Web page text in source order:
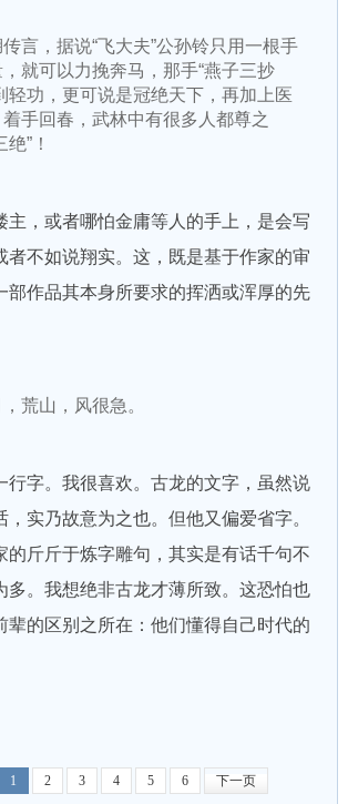
，据说“飞大夫”公孙铃只用一根手
就可以力挽奔马，那手“燕子三抄
轻功，更可说是冠绝天下，再加上医
手回春，武林中有很多人都尊之
”！
，或者哪怕金庸等人的手上，是会写
者不如说翔实。这，既是基于作家的审
部作品其本身所要求的挥洒或浑厚的先
山，风很急。
字。我很喜欢。古龙的文字，虽然说
，实乃故意为之也。但他又偏爱省字。
的斤斤于炼字雕句，其实是有话千句不
多。我想绝非古龙才薄所致。这恐怕也
辈的区别之所在：他们懂得自己时代的
1 2 3 4 5 6 下一页